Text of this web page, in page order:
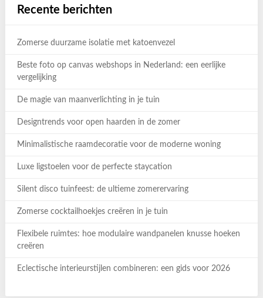
Recente berichten
Zomerse duurzame isolatie met katoenvezel
Beste foto op canvas webshops in Nederland: een eerlijke
vergelijking
De magie van maanverlichting in je tuin
Designtrends voor open haarden in de zomer
Minimalistische raamdecoratie voor de moderne woning
Luxe ligstoelen voor de perfecte staycation
Silent disco tuinfeest: de ultieme zomerervaring
Zomerse cocktailhoekjes creëren in je tuin
Flexibele ruimtes: hoe modulaire wandpanelen knusse hoeken
creëren
Eclectische interieurstijlen combineren: een gids voor 2026